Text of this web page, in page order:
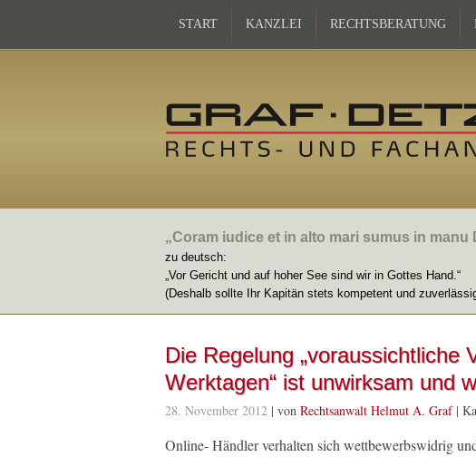
START KANZLEI RECHTSBERATUNG
„Coram iudice et in alto mari sumus in manu
zu deutsch:
„Vor Gericht und auf hoher See sind wir in Gottes Hand.“
(Deshalb sollte Ihr Kapitän stets kompetent und
Die Regelung „voraussichtliche
Werktagen“ ist unwirksam und
28. November 2012 | von Rechtsanwalt Helmut A. Graf|
Online- Händler verhalten sich wettbewerbswidrig